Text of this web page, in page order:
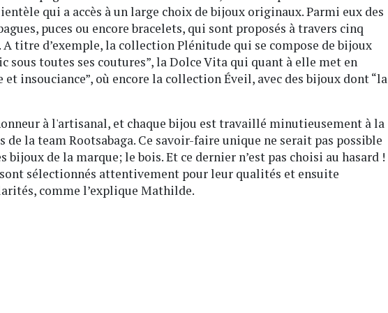
qui a accès à un large choix de bijoux originaux. Parmi eux des
puces ou encore bracelets, qui sont proposés à travers cinq
titre d’exemple, la collection Plénitude qui se compose de bijoux
sous toutes ses coutures”, la Dolce Vita qui quant à elle met en
insouciance”, où encore la collection Éveil, avec des bijoux dont “la
à l'artisanal, et chaque bijou est travaillé minutieusement à la
de la team Rootsabaga. Ce savoir-faire unique ne serait pas possible
bijoux de la marque; le bois. Et ce dernier n’est pas choisi au hasard !
sélectionnés attentivement pour leur qualités et ensuite
comme l’explique Mathilde.